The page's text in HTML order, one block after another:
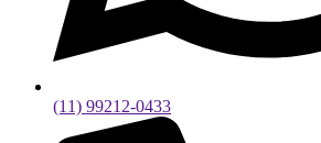
(11) 99212-0433